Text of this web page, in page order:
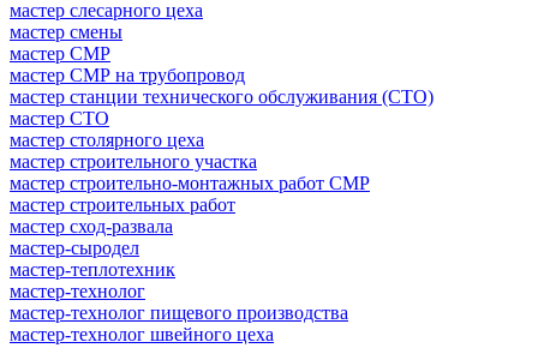
мастер слесарного цеха
мастер смены
мастер СМР
мастер СМР на трубопровод
мастер станции технического обслуживания (СТО)
мастер СТО
мастер столярного цеха
мастер строительного участка
мастер строительно-монтажных работ СМР
мастер строительных работ
мастер сход-развала
мастер-сыродел
мастер-теплотехник
мастер-технолог
мастер-технолог пищевого производства
мастер-технолог швейного цеха